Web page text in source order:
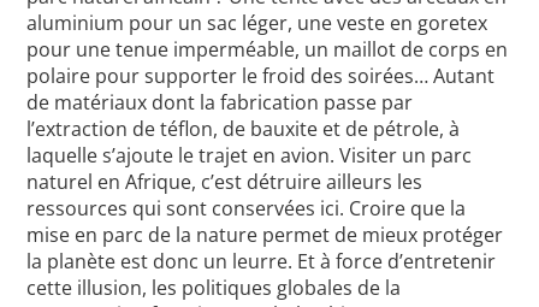
aluminium pour un sac léger, une veste en goretex
pour une tenue imperméable, un maillot de corps en
polaire pour supporter le froid des soirées… Autant
de matériaux dont la fabrication passe par
l’extraction de téflon, de bauxite et de pétrole, à
laquelle s’ajoute le trajet en avion. Visiter un parc
naturel en Afrique, c’est détruire ailleurs les
ressources qui sont conservées ici. Croire que la
mise en parc de la nature permet de mieux protéger
la planète est donc un leurre. Et à force d’entretenir
cette illusion, les politiques globales de la